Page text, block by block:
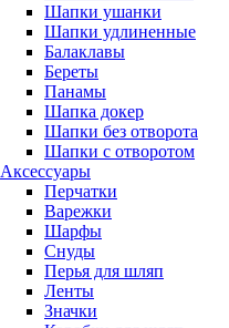
Шапки ушанки
Шапки удлиненные
Балаклавы
Береты
Панамы
Шапка докер
Шапки без отворота
Шапки с отворотом
Аксессуары
Перчатки
Варежки
Шарфы
Снуды
Перья для шляп
Ленты
Значки